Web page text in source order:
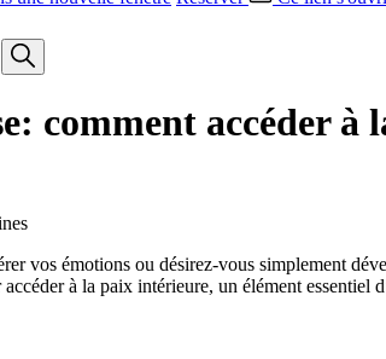
comment accéder à
vos émotions ou désirez-vous simplement
à la paix intérieure, un élément essentiel